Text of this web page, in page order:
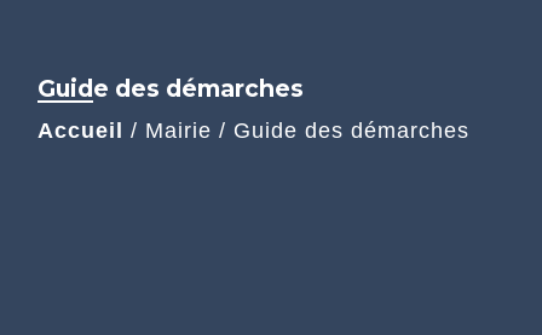
Guide des démarches
Accueil / Mairie / Guide des démarches